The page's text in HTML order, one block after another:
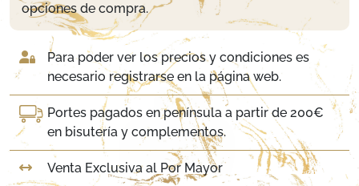
opciones de compra.
Para poder ver los precios y condiciones es
necesario registrarse en la página web.
Portes pagados en península a partir de 200€
en bisutería y complementos.
Venta Exclusiva al Por Mayor